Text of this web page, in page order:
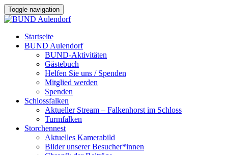
Toggle navigation
Startseite
BUND Aulendorf
BUND-Aktivitäten
Gästebuch
Helfen Sie uns / Spenden
Mitglied werden
Spenden
Schlossfalken
Aktueller Stream – Falkenhorst im Schloss
Turmfalken
Storchennest
Aktuelles Kamerabild
Bilder unserer Besucher*innen